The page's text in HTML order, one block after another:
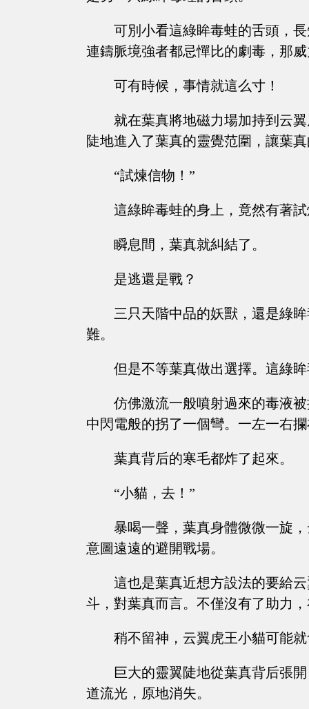
可別小看這綠眸毒蛙的舌頭，
連鑄脈境強者都忌憚比的劇毒，那
可有時候，事情就這么寸！
就在葉真將地磁力場加持到云
陡地進入了葉真的靈覺范圍，讓葉
“試煉信物！”
這綠眸毒蛙的身上，竟然有著
瞬息間，葉真就糾結了。
是逃還是戰？
三只天階中品的妖獸，還是綠
難。
但是不等葉真做出選擇。這綠
仿佛激流一般噴射過來的毒液
中閃電般的拐了一個彎。一左一右
葉真背后的寒毛都炸了起來。
“小貓，去！”
暴喝一聲，葉真身體微微一旋
意圖遠遠的避開戰場。
這也是葉真近想方設法的要給
斗，對葉真而言。不僅沒有了助力
稍不留神，云翼虎王小貓可能
巨大的靈翼陡地從葉真背后張
道流光，原地消失。